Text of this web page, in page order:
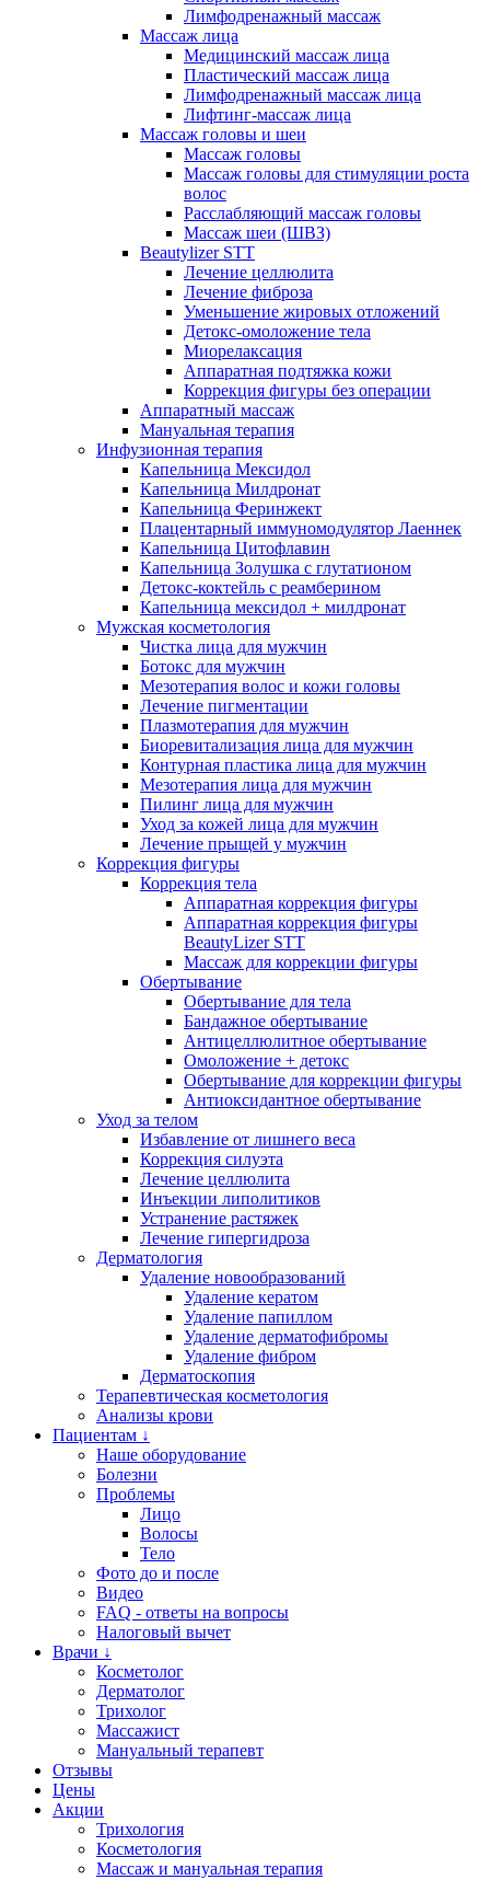
Лимфодренажный массаж
Массаж лица
Медицинский массаж лица
Пластический массаж лица
Лимфодренажный массаж лица
Лифтинг-массаж лица
Массаж головы и шеи
Массаж головы
Массаж головы для стимуляции роста
волос
Расслабляющий массаж головы
Массаж шеи (ШВЗ)
Beautylizer STT
Лечение целлюлита
Лечение фиброза
Уменьшение жировых отложений
Детокс-омоложение тела
Миорелаксация
Аппаратная подтяжка кожи
Коррекция фигуры без операции
Аппаратный массаж
Мануальная терапия
Инфузионная терапия
Капельница Мексидол
Капельница Милдронат
Капельница Феринжект
Плацентарный иммуномодулятор Лаеннек
Капельница Цитофлавин
Капельница Золушка с глутатионом
Детокс-коктейль с реамберином
Капельница мексидол + милдронат
Мужская косметология
Чистка лица для мужчин
Ботокс для мужчин
Мезотерапия волос и кожи головы
Лечение пигментации
Плазмотерапия для мужчин
Биоревитализация лица для мужчин
Контурная пластика лица для мужчин
Мезотерапия лица для мужчин
Пилинг лица для мужчин
Уход за кожей лица для мужчин
Лечение прыщей у мужчин
Коррекция фигуры
Коррекция тела
Аппаратная коррекция фигуры
Аппаратная коррекция фигуры
BeautyLizer STT
Массаж для коррекции фигуры
Обертывание
Обертывание для тела
Бандажное обертывание
Антицеллюлитное обертывание
Омоложение + детокс
Обертывание для коррекции фигуры
Антиоксидантное обертывание
Уход за телом
Избавление от лишнего веса
Коррекция силуэта
Лечение целлюлита
Инъекции липолитиков
Устранение растяжек
Лечение гипергидроза
Дерматология
Удаление новообразований
Удаление кератом
Удаление папиллом
Удаление дерматофибромы
Удаление фибром
Дерматоскопия
Терапевтическая косметология
Анализы крови
Пациентам ↓
Наше оборудование
Болезни
Проблемы
Лицо
Волосы
Тело
Фото до и после
Видео
FAQ - ответы на вопросы
Налоговый вычет
Врачи ↓
Косметолог
Дерматолог
Трихолог
Массажист
Мануальный терапевт
Отзывы
Цены
Акции
Трихология
Косметология
Массаж и мануальная терапия